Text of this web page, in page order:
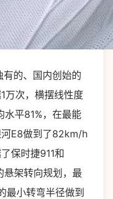
的、国内创始的
万次，横摆线性度
水平81%，在最能
E8做到了82km/h
保时捷911和
悬架转向规划，最
最小转弯半径做到